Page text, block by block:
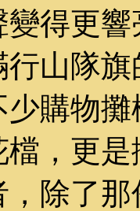
得更
山隊
購物
，更
除了